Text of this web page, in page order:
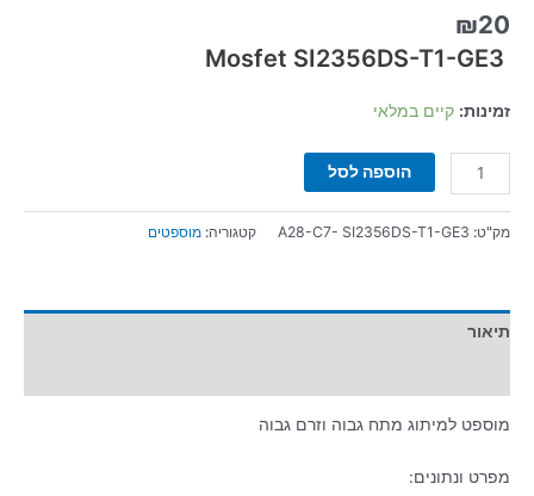
₪20
SI2356DS-T1-GE3
זמינות: קיים במלאי
הוספה לסל
מק"ט: A28-C7- SI2356DS-T1-GE3 קטגוריה: מוספטים
תיאור
מוספט למיתוג מתח גבוה וזרם גבוה
מפרט ונתונים: